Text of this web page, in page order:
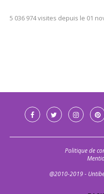
5 036 974 visites depuis le 01
Politique de
@2010-2019 -